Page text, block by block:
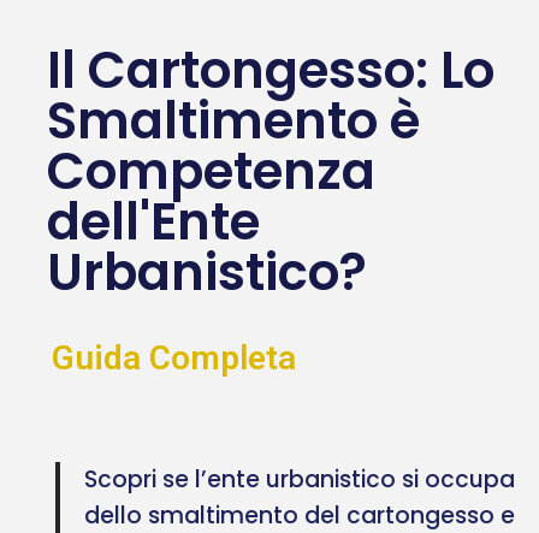
Il Cartongesso: Lo
Smaltimento è
Competenza
dell'Ente
Urbanistico?
Guida Completa
Scopri se l’ente urbanistico si occupa
dello smaltimento del cartongesso e